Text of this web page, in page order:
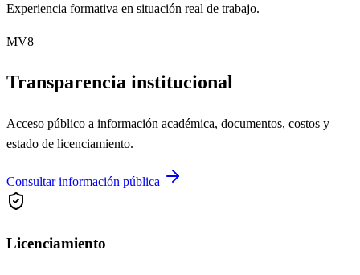
Experiencia formativa en situación real de trabajo.
MV8
Transparencia institucional
Acceso público a información académica, documentos, costos y
estado de licenciamiento.
Consultar información pública
Licenciamiento